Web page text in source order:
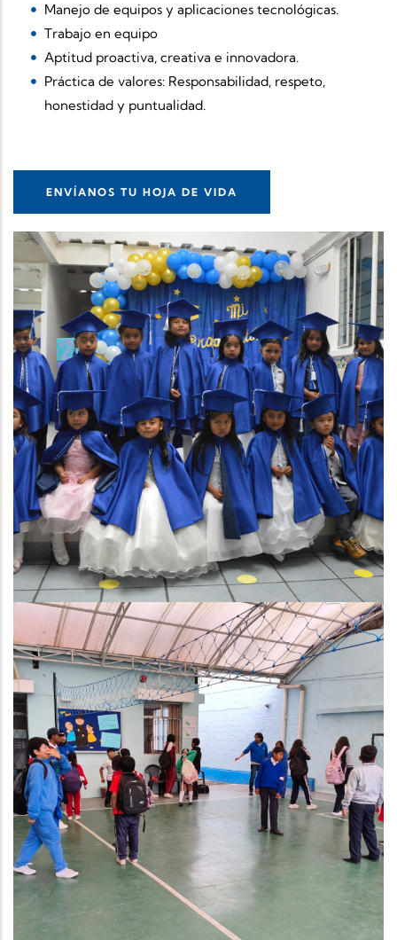
Manejo de equipos y aplicaciones tecnológicas.
Trabajo en equipo
Aptitud proactiva, creativa e innovadora.
Práctica de valores: Responsabilidad, respeto,
honestidad y puntualidad.
ENVÍANOS TU HOJA DE VIDA